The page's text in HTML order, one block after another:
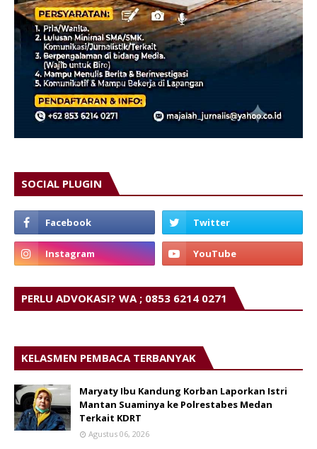
SOCIAL PLUGIN
PERLU ADVOKASI? WA ; 0853 6214 0271
KELASMEN PEMBACA TERBANYAK
Maryaty Ibu Kandung Korban Laporkan Istri
Mantan Suaminya ke Polrestabes Medan
Terkait KDRT
Agustus 06, 2026